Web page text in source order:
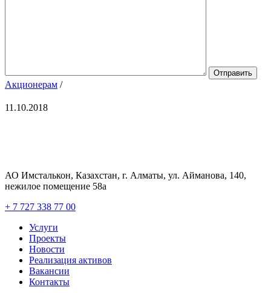
Акционерам /
11.10.2018
АО Имсталькон, Казахстан, г. Алматы, ул. Айманова, 140,
нежилое помещение 58а
+ 7 727 338 77 00
Услуги
Проекты
Новости
Реализация активов
Вакансии
Контакты